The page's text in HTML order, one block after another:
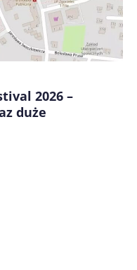
przeglądarce podczas
2026 –
duże